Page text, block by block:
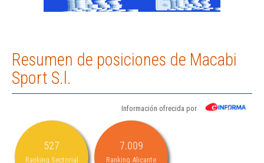
Resumen de posiciones de Macabi
Sport S.l.
Información ofrecida por
527
Ranking Sectorial
7.009
Ranking Alicante